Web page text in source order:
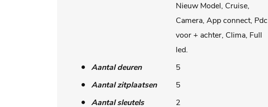
Nieuw Model, Cruise,
Camera, App connect, Pdc
voor + achter, Clima, Full
led.
Aantal deuren
5
Aantal zitplaatsen
5
Aantal sleutels
2